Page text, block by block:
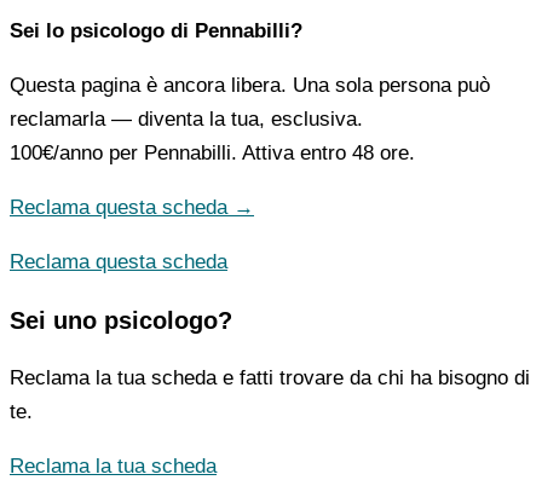
Sei lo psicologo di Pennabilli?
Questa pagina è ancora libera. Una sola persona può
reclamarla — diventa la tua, esclusiva.
100€/anno per Pennabilli. Attiva entro 48 ore.
Reclama questa scheda →
Reclama questa scheda
Sei uno psicologo?
Reclama la tua scheda e fatti trovare da chi ha bisogno di
te.
Reclama la tua scheda